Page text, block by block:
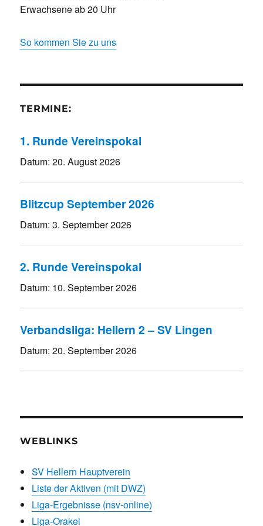
Erwachsene ab 20 Uhr
So kommen Sie zu uns
TERMINE:
1. Runde Vereinspokal
Datum:20. August 2026
Blitzcup September 2026
Datum:3. September 2026
2. Runde Vereinspokal
Datum: 10. September 2026
Verbandsliga: Hellern 2 – SV Lingen
Datum:20. September 2026
WEBLINKS
SV Hellern Hauptverein
Liste der Aktiven (mit DWZ)
Liga-Ergebnisse (nsv-online)
Liga-Orakel